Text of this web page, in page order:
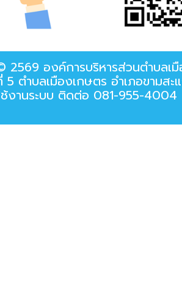
องค์การบริหารส่วนตำบลเ
5 ตำบลเมืองเกษตร อำเภอขาม
ช้งานระบบ ติดต่อ 081-955-4004